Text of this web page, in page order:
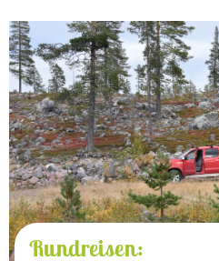
Rundreisen: